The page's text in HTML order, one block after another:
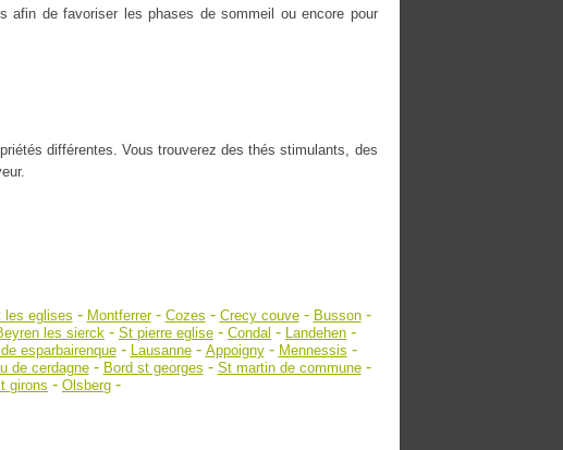
de favoriser les phases de sommeil ou encore pour
différentes. Vous trouverez des thés stimulants, des
les eglises - Montferrer- Cozes - Crecy couve- Busson-
les sierck - St pierre eglise - Condal - Landehen -
esparbairenque- Lausanne- Appoigny- Mennessis -
de cerdagne- Bord st georges - St martin de commune-
girons - Olsberg -